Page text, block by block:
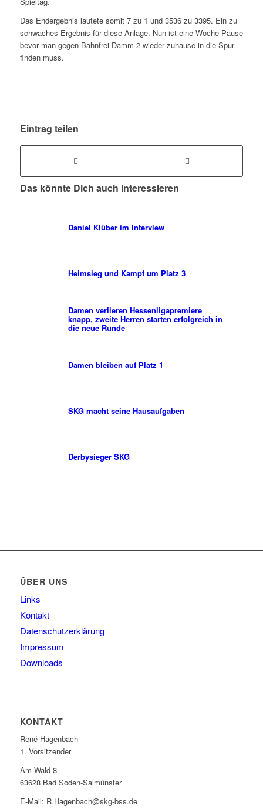
Das Endergebnis lautete somit 7 zu 1 und 3536 zu 3395. Ein zu
schwaches Ergebnis für diese Anlage. Nun ist eine Woche Pause
bevor man gegen Bahnfrei Damm 2 wieder zuhause in die Spur
finden muss.
Eintrag teilen
Das könnte Dich auch interessieren
Daniel Klüber im Interview
Heimsieg und Kampf um Platz 3
Damen verlieren Hessenligapremiere
knapp, zweite Herren starten erfolgreich in
die neue Runde
Damen bleiben auf Platz 1
SKG macht seine Hausaufgaben
Derbysieger SKG
ÜBER UNS
Links
Kontakt
Datenschutzerklärung
Impressum
Downloads
KONTAKT
René Hagenbach
1. Vorsitzender
Am Wald 8
63628 Bad Soden-Salmünster
E-Mail: R.Hagenbach@skg-bss.de